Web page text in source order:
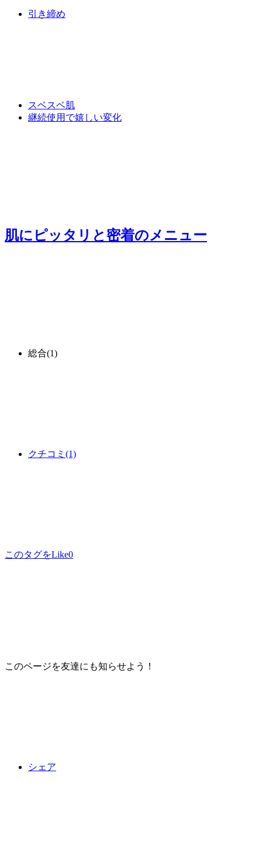
引き締め
スベスベ肌
継続使用で嬉しい変化
肌にピッタリと密着のメニュー
総合(1)
クチコミ (1)
このタグをLike0
このページを友達にも知らせよう！
シェア